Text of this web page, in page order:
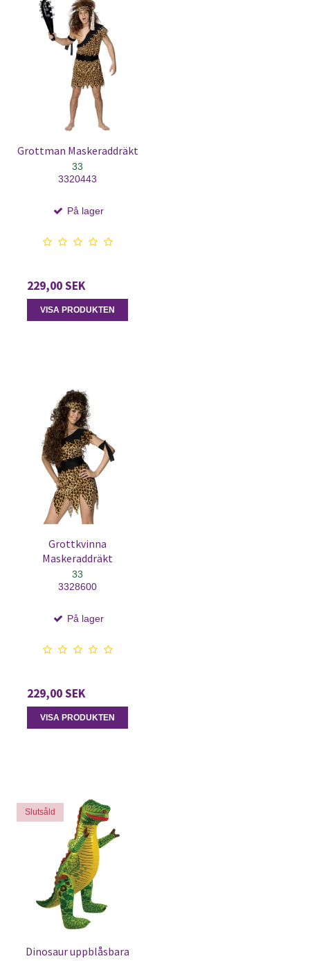
Grottman Maskeraddräkt
33
3320443
På lager
229,00 SEK
VISA PRODUKTEN
Grottkvinna
Maskeraddräkt
33
3328600
På lager
229,00 SEK
VISA PRODUKTEN
Slutsåld
Dinosaur uppblåsbara